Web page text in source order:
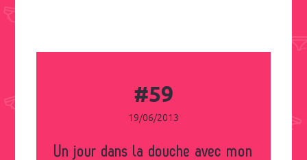
#59
19/06/2013
Un jour dans la douche avec mon